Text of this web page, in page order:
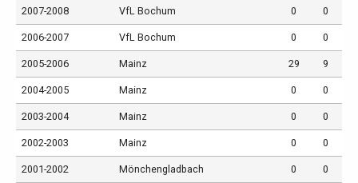
2007-2008 VfL Bochum 0 0
2006-2007 VfL Bochum 0 0
2005-2006 Mainz 29 9
2004-2005 Mainz 0 0
2003-2004 Mainz 0 0
2002-2003 Mainz 0 0
2001-2002 Mönchengladbach 0 0